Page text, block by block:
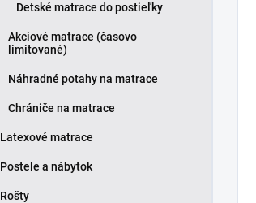
Detské matrace do postieľky
Akciové matrace (časovo
limitované)
Náhradné potahy na matrace
Chrániče na matrace
Latexové matrace
Postele a nábytok
Rošty